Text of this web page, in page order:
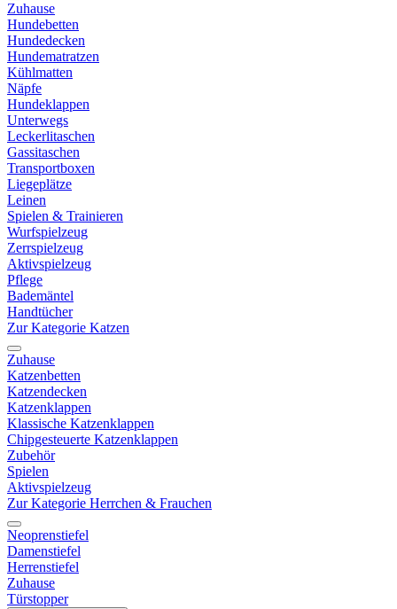
Zuhause
Hundebetten
Hundedecken
Hundematratzen
Kühlmatten
Näpfe
Hundeklappen
Unterwegs
Leckerlitaschen
Gassitaschen
Transportboxen
Liegeplätze
Leinen
Spielen & Trainieren
Wurfspielzeug
Zerrspielzeug
Aktivspielzeug
Pflege
Bademäntel
Handtücher
Zur Kategorie Katzen
Zuhause
Katzenbetten
Katzendecken
Katzenklappen
Klassische Katzenklappen
Chipgesteuerte Katzenklappen
Zubehör
Spielen
Aktivspielzeug
Zur Kategorie Herrchen & Frauchen
Neoprenstiefel
Damenstiefel
Herrenstiefel
Zuhause
Türstopper